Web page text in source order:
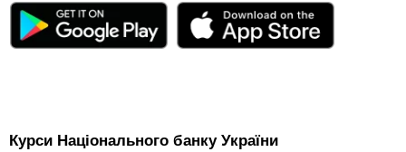
Курси Національного банку України